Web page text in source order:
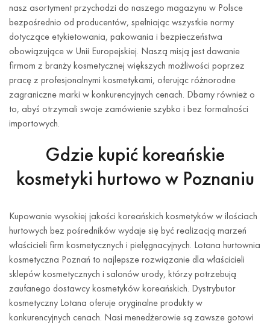
nasz asortyment przychodzi do naszego magazynu w Polsce
bezpośrednio od producentów, spełniając wszystkie normy
dotyczące etykietowania, pakowania i bezpieczeństwa
obowiązujące w Unii Europejskiej. Naszą misją jest dawanie
firmom z branży kosmetycznej większych możliwości poprzez
pracę z profesjonalnymi kosmetykami, oferując różnorodne
zagraniczne marki w konkurencyjnych cenach. Dbamy również o
to, abyś otrzymali swoje zamówienie szybko i bez formalności
importowych.
Gdzie kupić koreańskie
kosmetyki hurtowo w Poznaniu
Kupowanie wysokiej jakości koreańskich kosmetyków w ilościach
hurtowych bez pośredników wydaje się być realizacją marzeń
właścicieli firm kosmetycznych i pielęgnacyjnych. Lotana hurtownia
kosmetyczna Poznań to najlepsze rozwiązanie dla właścicieli
sklepów kosmetycznych i salonów urody, którzy potrzebują
zaufanego dostawcy kosmetyków koreańskich. Dystrybutor
kosmetyczny Lotana oferuje oryginalne produkty w
konkurencyjnych cenach. Nasi menedżerowie są zawsze gotowi